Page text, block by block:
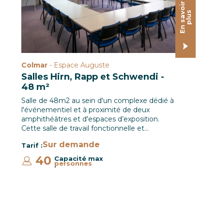
E
n
s
av
o
i
r
p
l
us
Colmar - Espace Auguste
Salles Hirn, Rapp et Schwendi -
48 m²
Salle de 48m2 au sein d'un complexe dédié à
l'événementiel et à proximité de deux
amphithéâtres et d'espaces d’exposition.
Cette salle de travail fonctionnelle et…
Tarif :Sur demande
Capacité max
:
40 personnes